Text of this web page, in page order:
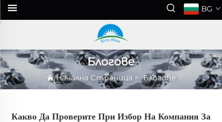
BG
Блогове
Начална Страница>Блогове
Какво Да Проверите При Избор На Компания За